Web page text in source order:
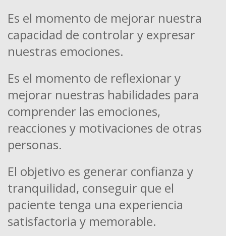
Es el momento de mejorar nuestra
capacidad de controlar y expresar
nuestras emociones.
Es el momento de reflexionar y
mejorar nuestras habilidades para
comprender las emociones,
reacciones y motivaciones de otras
personas.
El objetivo es generar confianza y
tranquilidad, conseguir que el
paciente tenga una experiencia
satisfactoria y memorable.